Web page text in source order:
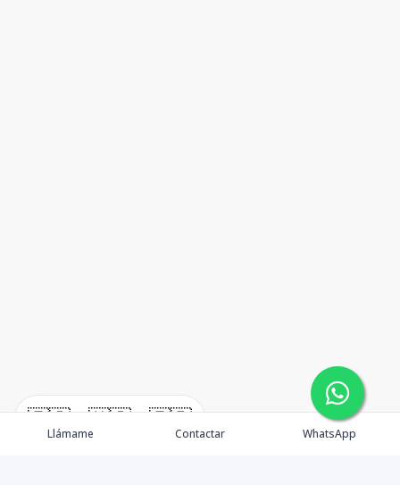
🇪🇸 🇺🇸 🇫🇷
Llámame Contactar WhatsApp